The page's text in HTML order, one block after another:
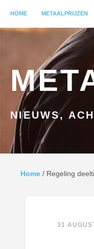
GA NAAR INHOUD
HOME METAALPRIJZEN
NIEUWS,
Home / Regeling
31